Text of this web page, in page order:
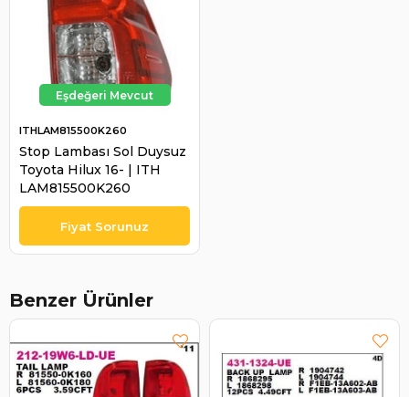
Stop Lambası Sol Duysuz
Toyota Hilux 16- | ITH
LAM815500K260
ITHLAM815500K260
Benzer Ürünler